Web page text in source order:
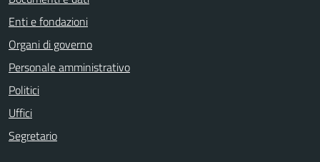
Enti e fondazioni
Organi di governo
Personale amministrativo
Politici
Uffici
Segretario